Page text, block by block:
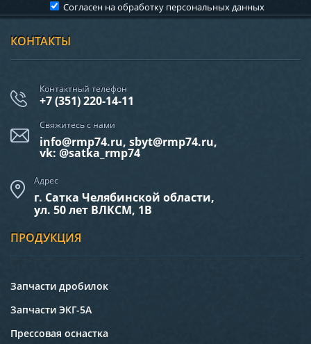
Согласен на обработку персональных данных
КОНТАКТЫ
Контактный телефон
+7 (351) 220-14-11
Свяжитесь с нами
info@rmp74.ru, sbyt@rmp74.ru,
vk: @satka_rmp74
Адрес
г. Сатка Челябинской области,
ул. 50 лет ВЛКСМ, 1В
ПРОДУКЦИЯ
Запчасти дробилок
Запчасти ЭКГ-5А
Прессовая оснастка